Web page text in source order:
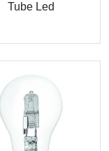
Tube Led